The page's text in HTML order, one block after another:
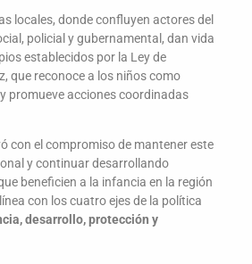
locales, donde confluyen actores del
policial y gubernamental, dan vida
establecidos por la Ley de
que reconoce a los niños como
promueve acciones coordinadas
con el compromiso de mantener este
y continuar desarrollando
beneficien a la infancia en la región
con los cuatro ejes de la política
desarrollo, protección y